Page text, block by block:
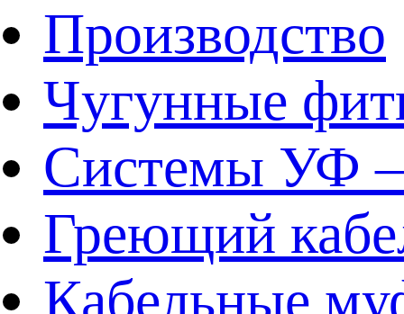
Производство
Чугунные
Системы УФ –
Греющий
Кабельные